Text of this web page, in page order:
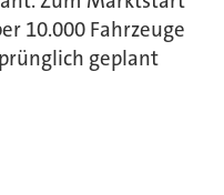
10.000 Fahrzeuge
geplant